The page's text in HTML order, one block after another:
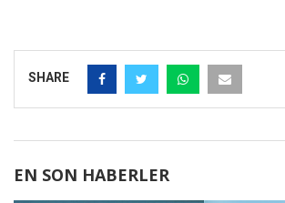
SHARE
EN SON HABERLER